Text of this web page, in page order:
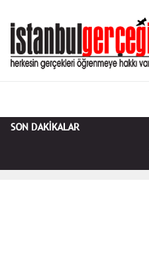
SON DAKİKALAR